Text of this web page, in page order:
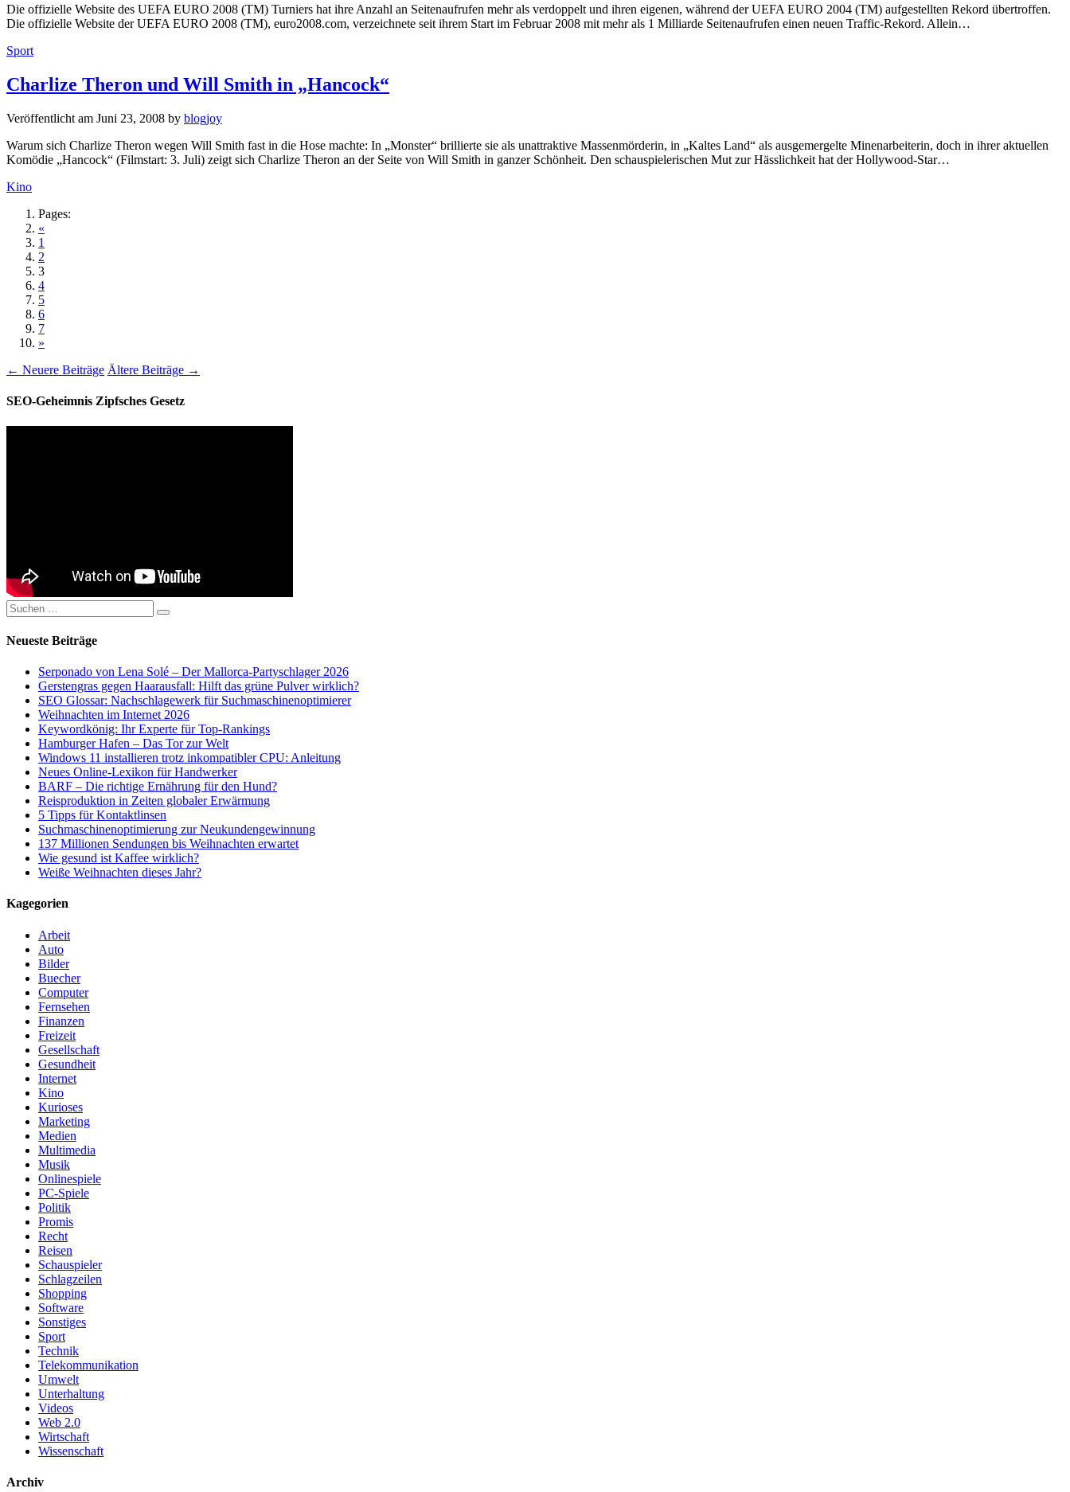
Die offizielle Website des UEFA EURO 2008 (TM) Turniers hat ihre Anzahl an Seitenaufrufen mehr als verdoppelt und ihren eigenen, während der UEFA EURO 2004 (TM) aufgestellten Rekord übertroffen.
Die offizielle Website der UEFA EURO 2008 (TM), euro2008.com, verzeichnete seit ihrem Start im Februar 2008 mit mehr als 1 Milliarde Seitenaufrufen einen neuen Traffic-Rekord. Allein…
Kategorien
Sport
Charlize Theron und Will Smith in „Hancock“
Veröffentlicht am Juni 23, 2008 by blogjoy
Warum sich Charlize Theron wegen Will Smith fast in die Hose machte: In „Monster“ brillierte sie als unattraktive Massenmörderin, in „Kaltes Land“ als ausgemergelte Minenarbeiterin, doch in ihrer aktuellen
Komödie „Hancock“ (Filmstart: 3. Juli) zeigt sich Charlize Theron an der Seite von Will Smith in ganzer Schönheit. Den schauspielerischen Mut zur Hässlichkeit hat der Hollywood-Star…
Kategorien
Kino
Pages:
«
1
2
3
4
5
6
7
»
← Neuere Beiträge Ältere Beiträge →
SEO-Geheimnis Zipfsches Gesetz
Suchen
nach:
Suchen
Neueste Beiträge
Serponado von Lena Solé – Der Mallorca-Partyschlager 2026
Gerstengras gegen Haarausfall: Hilft das grüne Pulver wirklich?
SEO Glossar: Nachschlagewerk für Suchmaschinenoptimierer
Weihnachten im Internet 2026
Keywordkönig: Ihr Experte für Top-Rankings
Hamburger Hafen – Das Tor zur Welt
Windows 11 installieren trotz inkompatibler CPU: Anleitung
Neues Online-Lexikon für Handwerker
BARF – Die richtige Ernährung für den Hund?
Reisproduktion in Zeiten globaler Erwärmung
5 Tipps für Kontaktlinsen
Suchmaschinenoptimierung zur Neukundengewinnung
137 Millionen Sendungen bis Weihnachten erwartet
Wie gesund ist Kaffee wirklich?
Weiße Weihnachten dieses Jahr?
Kagegorien
Arbeit
Auto
Bilder
Buecher
Computer
Fernsehen
Finanzen
Freizeit
Gesellschaft
Gesundheit
Internet
Kino
Kurioses
Marketing
Medien
Multimedia
Musik
Onlinespiele
PC-Spiele
Politik
Promis
Recht
Reisen
Schauspieler
Schlagzeilen
Shopping
Software
Sonstiges
Sport
Technik
Telekommunikation
Umwelt
Unterhaltung
Videos
Web 2.0
Wirtschaft
Wissenschaft
Archiv